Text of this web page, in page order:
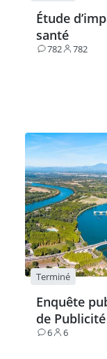
Étude
santé
782
Contributions
782
Participants
Terminé
Enquête
de Publicité
6
Contributions
6
Participants